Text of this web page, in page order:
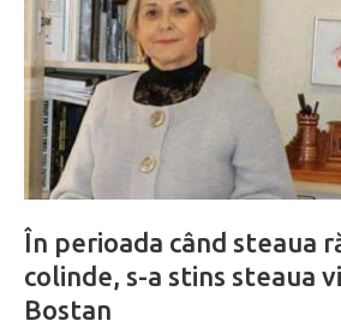
În perioada când steaua
colinde, s-a stins steaua
Bostan